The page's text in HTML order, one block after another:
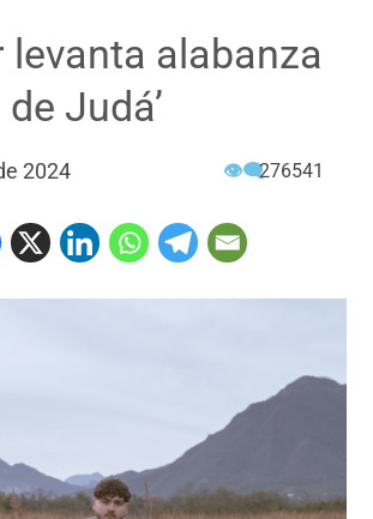
levanta alabanza
de Judá’
2024 👁‍🗨276541